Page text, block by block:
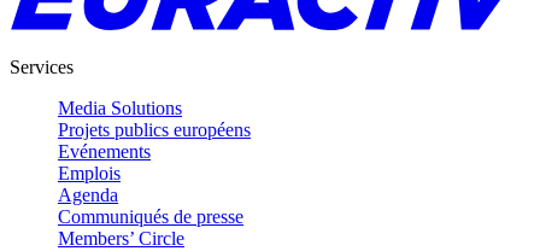
Services
Media Solutions
Projets publics européens
Evénements
Emplois
Agenda
Communiqués de presse
Members’ Circle